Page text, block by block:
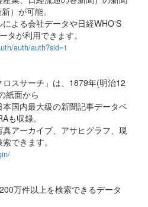
）が可能。
よる会社データや日経WHO'S
タが利用できます。
auth/auth?sid=1
スサーチ」は、1879年(明治12
紙面から
国内最大級の新聞記事データベ
も収録。
アーカイブ、アサヒグラフ、現
できます。
万件以上を検索できるデータ